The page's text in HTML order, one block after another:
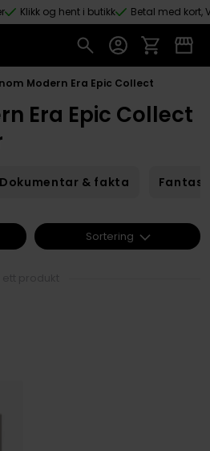
Klikk og hent i butikk Betal med kort,
Modern Era Epic Collect
Era Epic Collect
Dokumentar & fakta Fantasy
Sortering